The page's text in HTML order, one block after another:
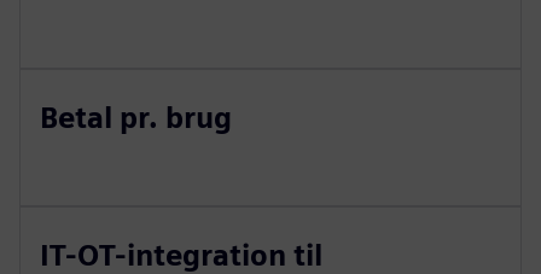
Betal pr. brug
IT-OT-integration til